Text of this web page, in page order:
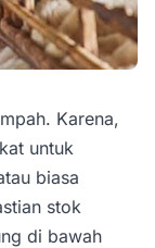
Karena,
untuk
biasa
stok
di bawah